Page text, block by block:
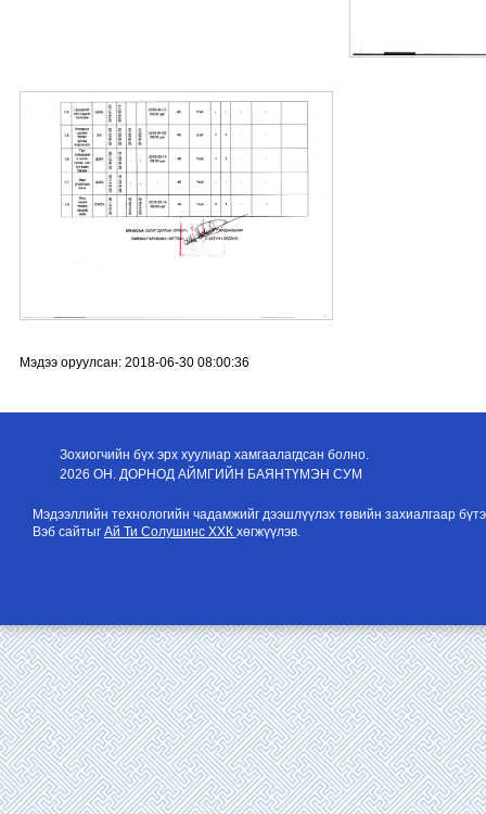
Мэдээ оруулсан: 2018-06-30 08:00:36
Зохиогчийн бүх эрх хуулиар хамгаалагдсан болно.
2026 ОН. ДОРНОД АЙМГИЙН БАЯНТҮМЭН СУМ
Мэдээллийн технологийн чадамжийг дээшлүүлэх төвийн захиалгаар
Вэб сайтыг Ай Ти Солушинс ХХК хөгжүүлэв.